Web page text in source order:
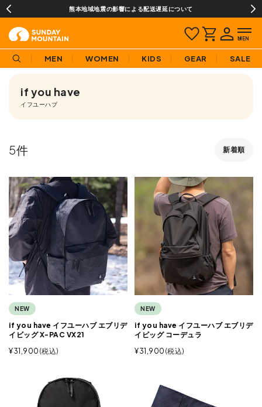
熊本地域地震の影響による配送遅延について
MEN WOMEN KIDS GEAR SALE
if you have
イフユーハブ
新着順
5
NEW
if you have イフユーハブ エブリデ
イビッグ X-PAC VX21
¥31,900 税込
NEW
if you have イフユーハブ エブリデ
イビッグ コーデュラ
¥31,900 税込